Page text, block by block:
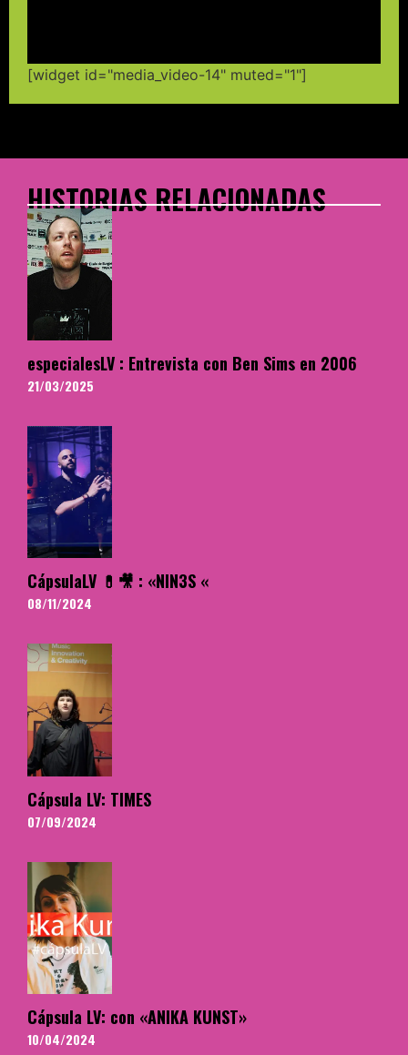
[widget id="media_video-14" muted="1"]
HISTORIAS RELACIONADAS
especialesLV : Entrevista con Ben Sims en 2006
21/03/2025
CápsulaLV 💊🎥 : «NIN3S «
08/11/2024
Cápsula LV: TIMES
07/09/2024
Cápsula LV: con «ANIKA KUNST»
10/04/2024